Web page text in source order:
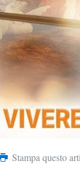
Stampa questo